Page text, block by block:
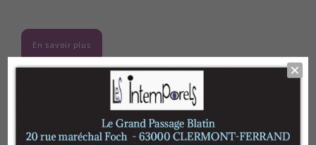
En savoir plus
MUNSCH Eric